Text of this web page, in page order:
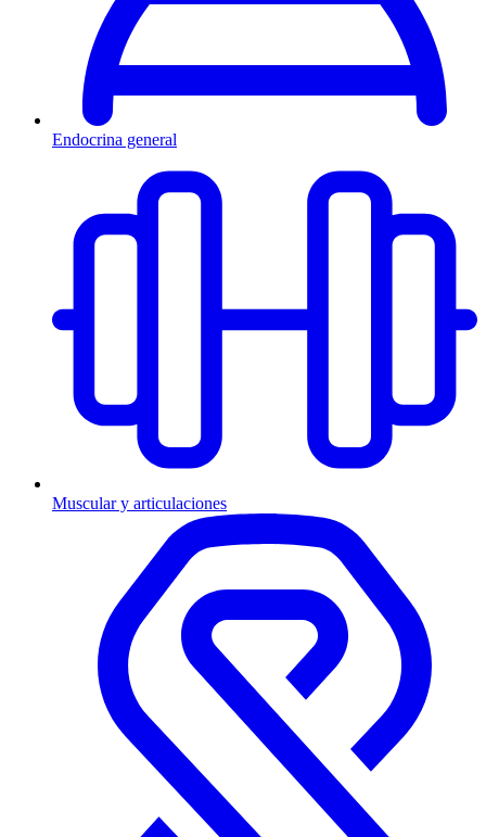
Endocrina general
Muscular y articulaciones